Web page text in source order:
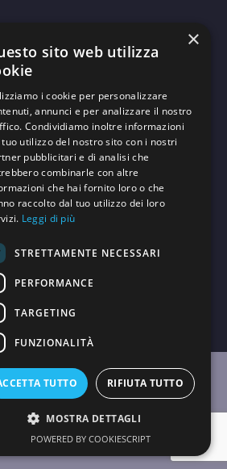
QUARRATA S.S.D.A.R.L. -Privacy Policy
Made with ♥ by
×
sito web utilizza
i cookie per personalizzare
annunci e per analizzare il nostro
Condividiamo inoltre informazioni
utilizzo del nostro sito con i nostri
pubblicitari e di analisi che
combinarle con altre
che hai fornito loro o che
raccolto dal tuo utilizzo dei loro
Leggi di più
STRETTAMENTE NECESSARI
PERFORMANCE
TARGETING
FUNZIONALITÀ
TUTTO RIFIUTA TUTTO
MOSTRA DETTAGLI
POWERED BY COOKIESCRIPT